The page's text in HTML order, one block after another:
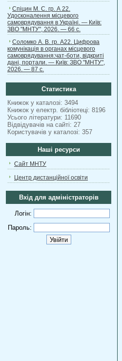
Спіцин М. С. гр. А 22.
Удосконалення місцевого
самоврядування в Україні. — Київ:
ЗВО "МНТУ", 2026. — 66 с.
Соломко А. В. гр. А22. Цифрова
комунікація в органах місцевого
самоврядування:чат-боти, відкриті
дані, портали. — Київ: ЗВО "МНТУ",
2026. — 87 с.
Статистика
Книжок у каталозі: 3494
Книжок у електр. бібліотеці: 8196
Усього літератури: 11690
Відвідувачів на сайті: 27
Користувачів у каталозі: 357
Наші ресурси
Сайт МНТУ
Центр дистанційної освіти
Вхід для адміністраторів
Логін:
Пароль: